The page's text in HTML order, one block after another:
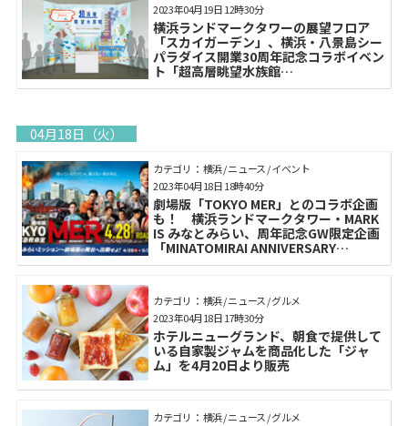
横浜ランドマークタワーの展望フロア
「スカイガーデン」、横浜・八景島シー
パラダイス開業30周年記念コラボイベン
ト「超高層眺望水族館
SKYGARDEN×SEAPARA」4月24日～6
2023年04月19日 12時30分
04月18日（火）
カテゴリ： 横浜 / ニュース / イベント
劇場版「TOKYO MER」とのコラボ企画
も！ 横浜ランドマークタワー・MARK
IS みなとみらい、周年記念GW限定企画
「MINATOMIRAI ANNIVERSARY
FESTIVAL WEEK 2023」
2023年04月18日 18時40分
カテゴリ： 横浜 / ニュース / グルメ
ホテルニューグランド、朝食で提供して
いる自家製ジャムを商品化した「ジャ
ム」を4月20日より販売
2023年04月18日 17時30分
カテゴリ： 横浜 / ニュース / グルメ